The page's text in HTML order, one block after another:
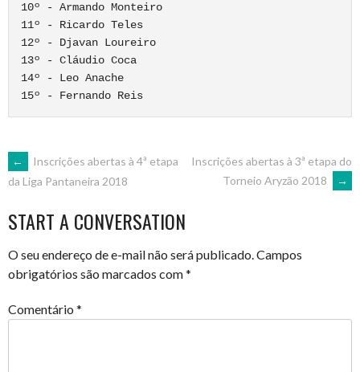
10º - Armando Monteiro
11º - Ricardo Teles
12º - Djavan Loureiro
13º - Cláudio Coca
14º - Leo Anache
POST
NAVIGATION
←
Inscrições abertas à 4ª etapa
da Liga Pantaneira 2018
Inscrições abertas à 3ª etapa do
Torneio Aryzão 2018
→
START A CONVERSATION
O seu endereço de e-mail não será publicado.Campos
obrigatórios são marcados com*
Comentário *